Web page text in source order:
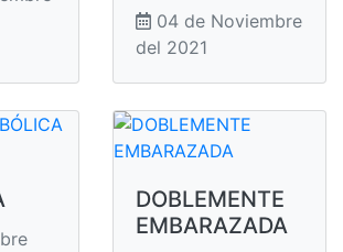
04 de Noviembre
del 2021
DOBLEMENTE
EMBARAZADA